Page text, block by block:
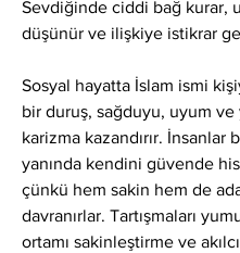
Sevdiğinde ciddi bağ kurar,
düşünür ve ilişkiye istikrar
Sosyal hayatta İslam ismi
bir duruş, sağduyu, uyum ve
karizma kazandırır. İnsanlar
yanında kendini güvende
çünkü hem sakin hem de
davranırlar. Tartışmaları
ortamı sakinleştirme ve